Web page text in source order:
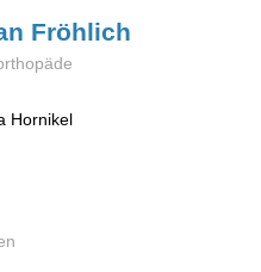
Fröhlich
Hornikel